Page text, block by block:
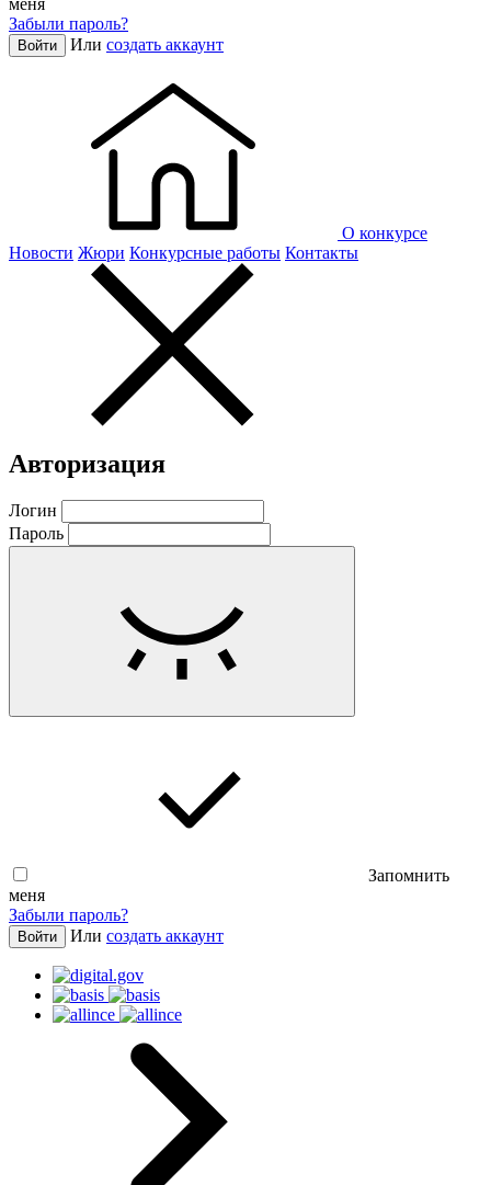
Забыли пароль?
Войти Или создать аккаунт
О конкурсе
Новости Жюри Конкурсные работы Контакты
Авторизация
Логин
Пароль
Запомнить
меня
Забыли пароль?
Войти Или создать аккаунт